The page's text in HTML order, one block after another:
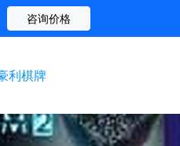
咨询价格
利棋牌